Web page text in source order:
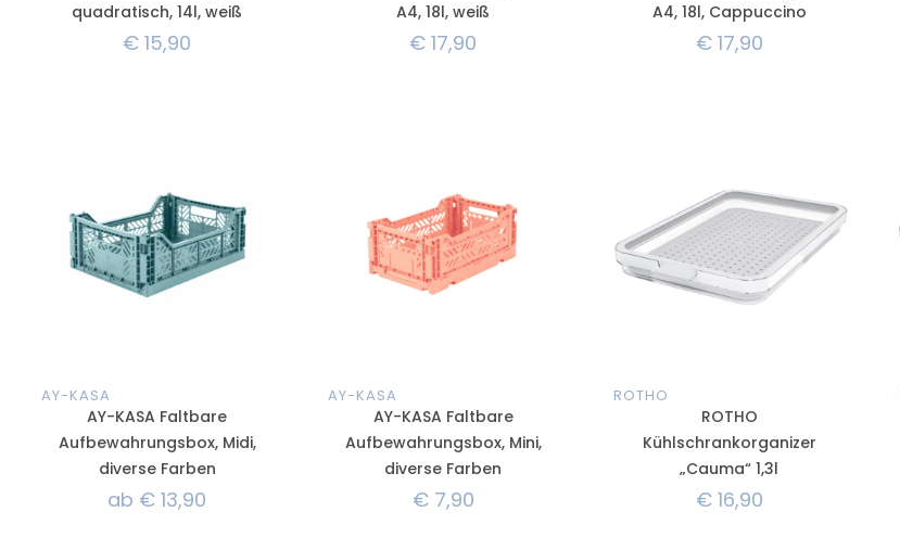
quadratisch, 14l, weiß
€ 15,90
A4, 18l, weiß
€ 17,90
A4, 18l, Cappuccino
€17,90
AY-KASA
AY-KASA Faltbare
Aufbewahrungsbox, Midi,
diverse Farben
ab € 13,90
AY-KASA
AY-KASA Faltbare
Aufbewahrungsbox, Mini,
diverse Farben
€7,90
ROTHO
ROTHO
Kühlschrankorganizer
„Cauma“ 1,3l
€16,90